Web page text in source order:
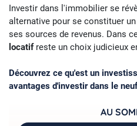
Investir dans l'immobilier se
alternative pour se constituer
ses sources de revenus. Dans
locatifreste un choix judicieux
Découvrez ce qu'est un
avantages d'investir dans le
AU